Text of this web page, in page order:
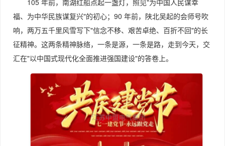
福、为中华民族谋复兴"的初心；90 年前，陕北吴起的会师号吹
响，两万五千里风雪写下"信念不移、艰苦卓绝、百折不回"的长
征精神。这两条精神脉络，一条是源，一条是路，走到今天，交
汇在"以中国式现代化全面推进强国建设"的答卷上。